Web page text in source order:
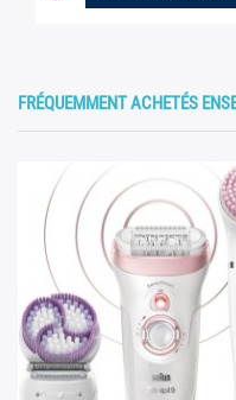
FRÉQUEMMENT ACHETÉS